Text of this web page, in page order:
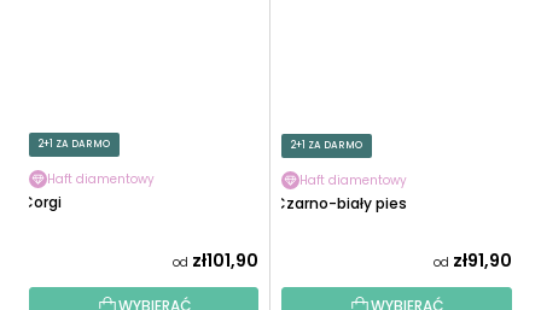
2+1 ZA DARMO
Haft diamentowy
Corgi
od zł101,90
2+1 ZA DARMO
Haft diamentowy
Czarno-biały pies
od zł91,90